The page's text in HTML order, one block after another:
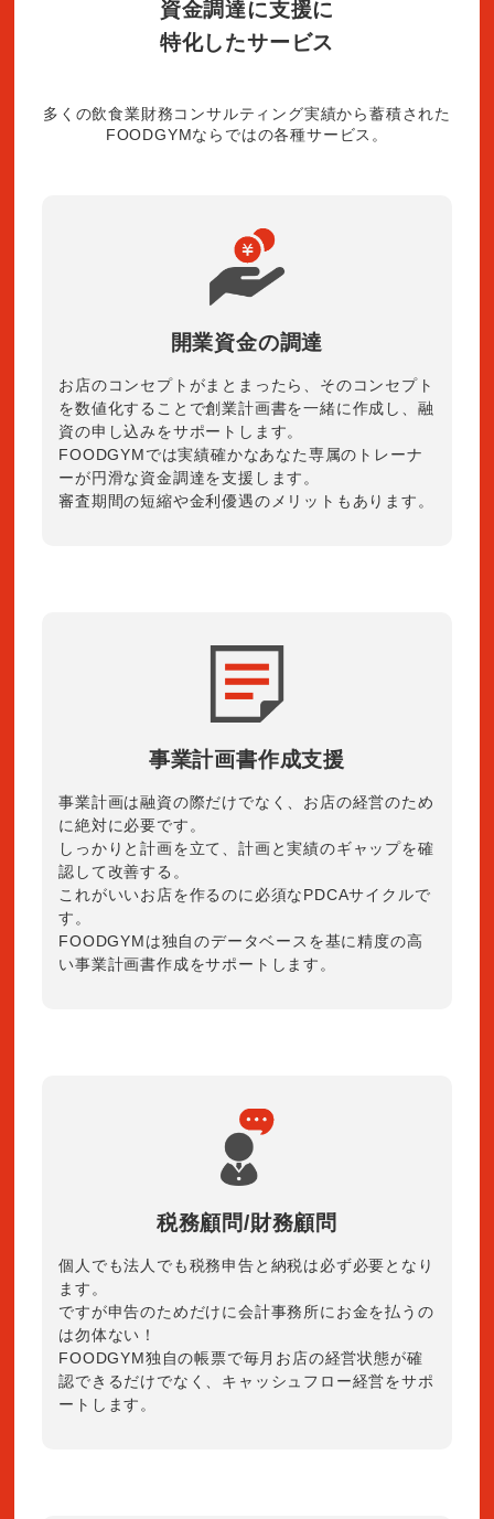
資金調達に支援に
特化したサービス
多くの飲食業財務コンサルティング実績から蓄積された
FOODGYMならではの各種サービス。
開業資金の調達
お店のコンセプトがまとまったら、そのコンセプト
を数値化することで創業計画書を一緒に作成し、融
資の申し込みをサポートします。
FOODGYMでは実績確かなあなた専属のトレーナ
ーが円滑な資金調達を支援します。
審査期間の短縮や金利優遇のメリットもあります。
事業計画書作成支援
事業計画は融資の際だけでなく、お店の経営のため
に絶対に必要です。
しっかりと計画を立て、計画と実績のギャップを確
認して改善する。
これがいいお店を作るのに必須なPDCAサイクルで
す。
FOODGYMは独自のデータベースを基に精度の高
い事業計画書作成をサポートします。
税務顧問/財務顧問
個人でも法人でも税務申告と納税は必ず必要となり
ます。
ですが申告のためだけに会計事務所にお金を払うの
は勿体ない！
FOODGYM独自の帳票で毎月お店の経営状態が確
認できるだけでなく、キャッシュフロー経営をサポ
ートします。